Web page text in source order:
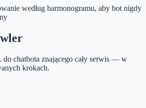
według harmonogramu, aby bot nigdy
chatbota znającego cały serwis — w
krokach.